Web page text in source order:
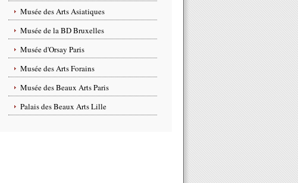
Musée des Arts Asiatiques
Musée de la BD Bruxelles
Musée d'Orsay Paris
Musée des Arts Forains
Musée des Beaux Arts Paris
Palais des Beaux Arts Lille